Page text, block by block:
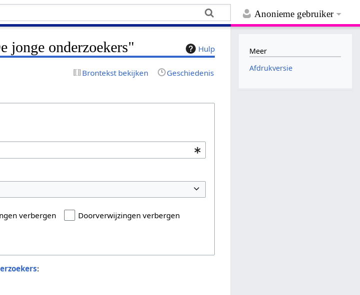
Anonieme gebruiker
Hulp
jonge onderzoekers"
Brontekst bekijken Geschiedenis
verbergen Doorverwijzingen verbergen
:
Meer
Afdrukversie